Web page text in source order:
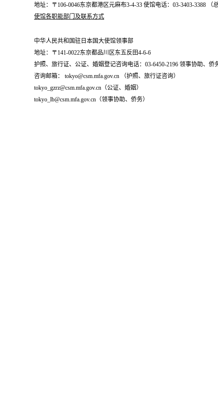
地址：〒106-0046东京都港区元麻布3-4-33 使馆电话：03-3403-3388 （
使馆各职能部门及联系方式
中华人民共和国驻日本国大使馆领事部
地址：〒141-0022东京都品川区东五反田4-6-6
护照、旅行证、公证、婚姻登记咨询电话：03-6450-2196 领事协助、侨
咨询邮箱： tokyo@csm.mfa.gov.cn （护照、旅行证咨询）
tokyo_gzrz@csm.mfa.gov.cn（公证、婚姻）
tokyo_lb@csm.mfa.gov.cn（领事协助、侨务）